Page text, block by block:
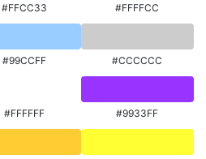
#FFCC33 #FFFFCC
#99CCFF #CCCCCC
#FFFFFF #9933FF